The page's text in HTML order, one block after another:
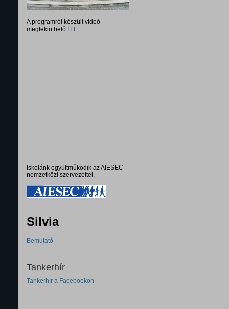
A programról készült videó
megtekinthető ITT.
Iskolánk együttműködik az AIESEC
nemzetközi szervezettel.
Silvia
Bemutató
Tankerhír
Tankerhír a Facebookon